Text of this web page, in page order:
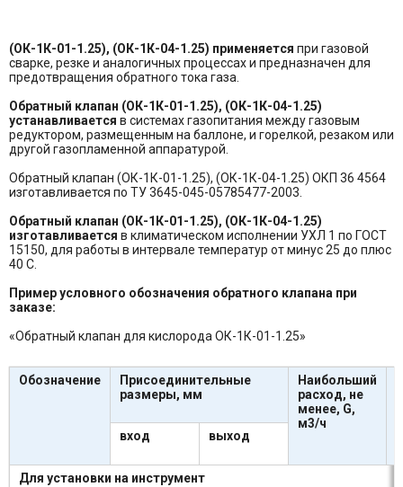
(ОК-1К-01-1.25), (ОК-1К-04-1.25) применяется при газовой
сварке, резке и аналогичных процессах и предназначен для
предотвращения обратного тока газа.
Обратный клапан (ОК-1К-01-1.25), (ОК-1К-04-1.25)
устанавливается в системах газопитания между газовым
редуктором, размещенным на баллоне, и горелкой, резаком или
другой газопламенной аппаратурой.
Обратный клапан (ОК-1К-01-1.25), (ОК-1К-04-1.25) ОКП 36 4564
изготавливается по ТУ 3645-045-05785477-2003.
Обратный клапан (ОК-1К-01-1.25), (ОК-1К-04-1.25)
изготавливается в климатическом исполнении УХЛ 1 по ГОСТ
15150, для работы в интервале температур от минус 25 до плюс
40 С.
Пример условного обозначения обратного клапана при
заказе:
«Обратный клапан для кислорода ОК-1К-01-1.25»
Обозначение
Присоединительные
размеры, мм
Наибольший
расход, не
менее, G,
м3/ч
вход выход
Для установки на инструмент